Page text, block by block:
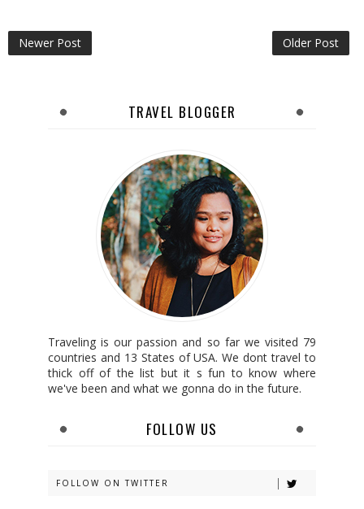
Newer Post Older Post
TRAVEL BLOGGER
Traveling is our passion and so far we visited 79
countries and 13 States of USA. We dont travel to
thick off of the list but it s fun to know where
we've been and what we gonna do in the future.
FOLLOW US
FOLLOW ON TWITTER